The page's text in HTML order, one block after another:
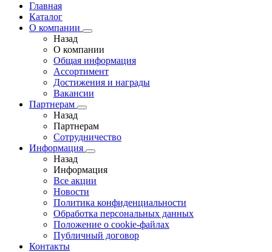
Главная
Каталог
О компании
Назад
О компании
Общая информация
Ассортимент
Достижения и награды
Вакансии
Партнерам
Назад
Партнерам
Сотрудничество
Информация
Назад
Информация
Все акции
Новости
Политика конфиденциальности
Обработка персональных данных
Положение о cookie-файлах
Публичный договор
Контакты